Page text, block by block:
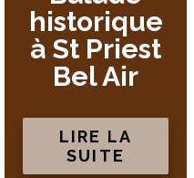
historique
à St Priest
Bel Air
LIRE LA
SUITE